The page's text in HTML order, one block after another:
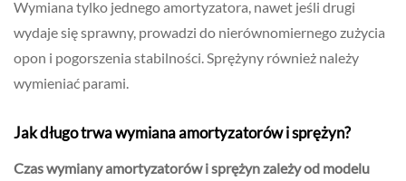
Wymiana tylko jednego amortyzatora, nawet jeśli drugi
wydaje się sprawny, prowadzi do nierównomiernego zużycia
opon i pogorszenia stabilności. Sprężyny również należy
wymieniać parami.
Jak długo trwa wymiana amortyzatorów i sprężyn?
Czas wymiany amortyzatorów i sprężyn zależy od modelu